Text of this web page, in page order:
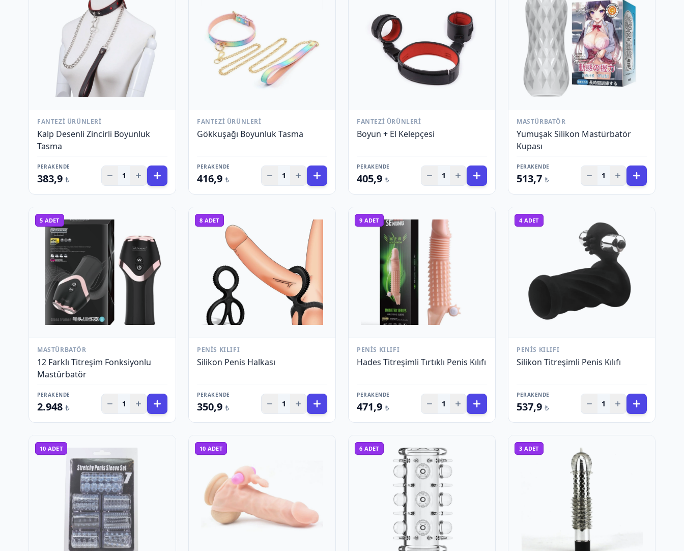
FANTEZI ÜRÜNLERI
Kalp Desenli Zincirli Boyunluk
Tasma
PERAKENDE
383,9 ₺ 1
FANTEZI ÜRÜNLERI
Gökkuşağı Boyunluk Tasma
PERAKENDE
416,9 ₺ 1
FANTEZI ÜRÜNLERI
Boyun + El Kelepçesi
PERAKENDE
405,9 ₺ 1
MASTÜRBATÖR
Yumuşak Silikon Mastürbatör
Kupası
PERAKENDE
513,7 ₺ 1
5 ADET
MASTÜRBATÖR
12 Farklı Titreşim Fonksiyonlu
Mastürbatör
PERAKENDE
2.948 ₺ 1
8 ADET
PENIS KILIFI
Silikon Penis Halkası
PERAKENDE
350,9 ₺ 1
9 ADET
PENIS KILIFI
Hades Titreşimli Tırtıklı Penis Kılıfı
PERAKENDE
471,9 ₺ 1
4 ADET
PENIS KILIFI
Silikon Titreşimli Penis Kılıfı
PERAKENDE
537,9 ₺ 1
10 ADET 10 ADET 6 ADET 3 ADET